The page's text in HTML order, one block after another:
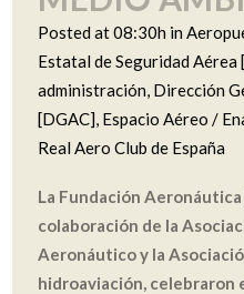
Posted at 08:30h in
Estatal de Seguridad Aérea
administración, Dirección
[DGAC], Espacio Aéreo /
Real Aero Club de España
La Fundación
colaboración de la
Aeronáutico y la
hidroaviación, celebraron